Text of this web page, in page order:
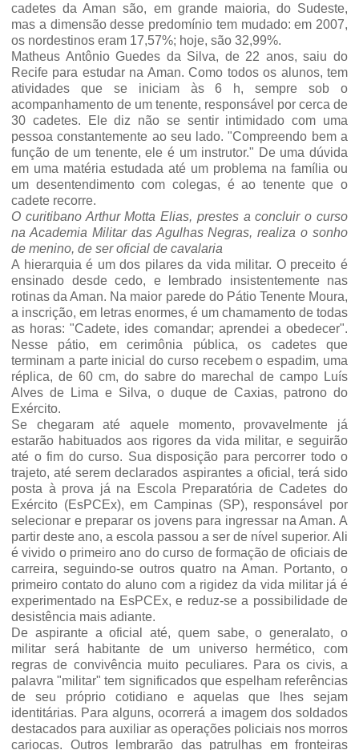
cadetes da Aman são, em grande maioria, do Sudeste,
mas a dimensão desse predomínio tem mudado: em 2007,
os nordestinos eram 17,57%; hoje, são 32,99%.
Matheus Antônio Guedes da Silva, de 22 anos, saiu do
Recife para estudar na Aman. Como todos os alunos, tem
atividades que se iniciam às 6 h, sempre sob o
acompanhamento de um tenente, responsável por cerca de
30 cadetes. Ele diz não se sentir intimidado com uma
pessoa constantemente ao seu lado. "Compreendo bem a
função de um tenente, ele é um instrutor." De uma dúvida
em uma matéria estudada até um problema na família ou
um desentendimento com colegas, é ao tenente que o
cadete recorre.
O curitibano Arthur Motta Elias, prestes a concluir o curso
na Academia Militar das Agulhas Negras, realiza o sonho
de menino, de ser oficial de cavalaria
A hierarquia é um dos pilares da vida militar. O preceito é
ensinado desde cedo, e lembrado insistentemente nas
rotinas da Aman. Na maior parede do Pátio Tenente Moura,
a inscrição, em letras enormes, é um chamamento de todas
as horas: "Cadete, ides comandar; aprendei a obedecer".
Nesse pátio, em cerimônia pública, os cadetes que
terminam a parte inicial do curso recebem o espadim, uma
réplica, de 60 cm, do sabre do marechal de campo Luís
Alves de Lima e Silva, o duque de Caxias, patrono do
Exército.
Se chegaram até aquele momento, provavelmente já
estarão habituados aos rigores da vida militar, e seguirão
até o fim do curso. Sua disposição para percorrer todo o
trajeto, até serem declarados aspirantes a oficial, terá sido
posta à prova já na Escola Preparatória de Cadetes do
Exército (EsPCEx), em Campinas (SP), responsável por
selecionar e preparar os jovens para ingressar na Aman. A
partir deste ano, a escola passou a ser de nível superior. Ali
é vivido o primeiro ano do curso de formação de oficiais de
carreira, seguindo-se outros quatro na Aman. Portanto, o
primeiro contato do aluno com a rigidez da vida militar já é
experimentado na EsPCEx, e reduz-se a possibilidade de
desistência mais adiante.
De aspirante a oficial até, quem sabe, o generalato, o
militar será habitante de um universo hermético, com
regras de convivência muito peculiares. Para os civis, a
palavra "militar" tem significados que espelham referências
de seu próprio cotidiano e aquelas que lhes sejam
identitárias. Para alguns, ocorrerá a imagem dos soldados
destacados para auxiliar as operações policiais nos morros
cariocas. Outros lembrarão das patrulhas em fronteiras